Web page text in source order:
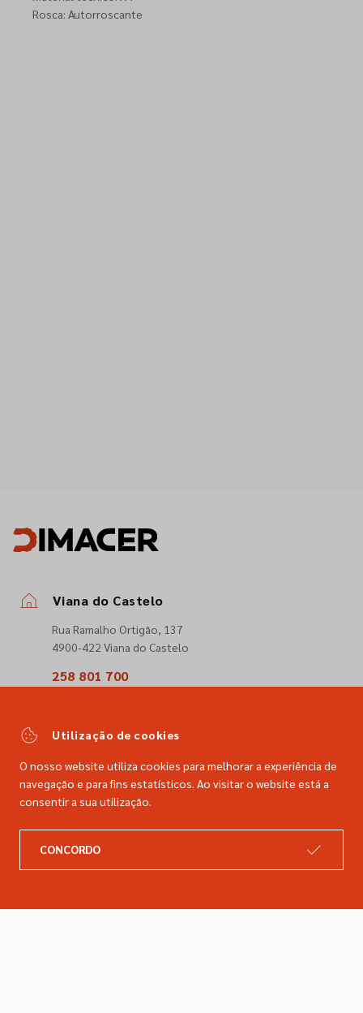
Rosca: Autorroscante
Viana do Castelo
Rua Ramalho Ortigão, 137
4900-422 Viana do Castelo
258 801 700
comercial@dimacer.com
Catálogo
Utilização de cookies
O nosso website utiliza cookies para melhorar a experiência de
navegação e para fins estatísticos. Ao visitar o website está a
consentir a sua utilização.
CONCORDO